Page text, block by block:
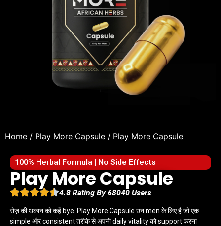
Home / Play More Capsule / Play More Capsule
100% Herbal Formula | No Side Effects
Play More Capsule
4.8 Rating By 68040 Users
रोज़ की थकान को कहें bye. Play More Capsule उन men के लिए है जो एक
simple और consistent तरीक़े से अपनी daily vitality को support करना